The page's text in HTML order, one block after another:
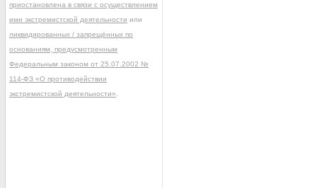
приостановлена в связи с осуществлением
ими экстремистской деятельности или
ликвидированных / запрещённых по
основаниям, предусмотренным
Федеральным законом от 25.07.2002 №
114-ФЗ «О противодействии
экстремистской деятельности»